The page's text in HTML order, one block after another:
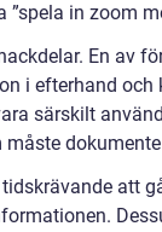
in zoom
En av
i efterhand och
särskilt
att